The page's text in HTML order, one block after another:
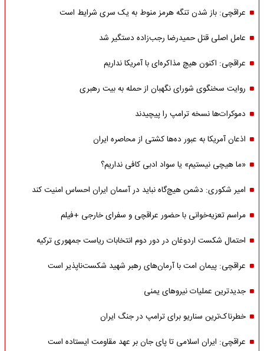
عراقچی: باز شدن تنگه هرمز منوط به یک سری شرایط است
عامل اصلی قتل حمیدرضا رجب‌زاده دستگیر شد
عراقچی: اکنون هیچ مذاکره‌ای با آمریکا نداریم
روایت سخنگوی شورای نگهبان از حمله به بیت رهبری
دموکرات‌ها نسخه ترامپ را پیچیدند
اذعان آمریکا به عبور ده‌ها کشتی از محاصره ایران
«ما هیچی نیستیم» یا سواد ادبی کافی نداریم؟
امیر شکوری: دشمن هیچ‌گاه نباید در آسمان ایران احساس امنیت کند
مراسم تعزیه‌خوانی با حضور عراقچی و سفرای خارجی +فیلم
احتمال شکست اردوغان در دور دوم انتخابات ریاست جمهوری ترکیه
عراقچی: پیمان امت با آرمان‌های رهبر شهید شکست‌ناپذیر است
جدیدترین عملیات نیروهای یمنی
خطرناک‌ترین سناریو برای ترامپ در جنگ ایران
عراقچی: ایران اسلامی تا پای جان بر عهد مقاومت ایستاده است